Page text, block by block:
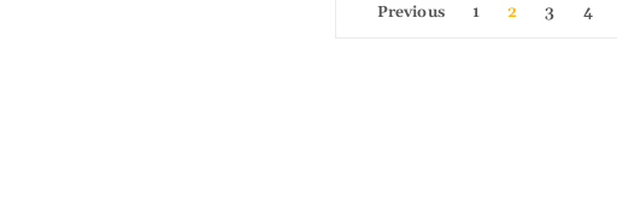
Previous 1 2 3 4